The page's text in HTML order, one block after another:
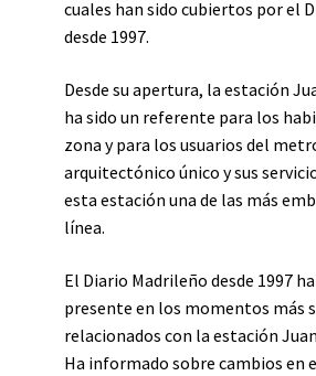
cuales han sido cubiertos por el
desde 1997.
Desde su apertura, la estación
ha sido un referente para los
zona y para los usuarios del
arquitectónico único y sus
esta estación una de las más
línea.
El Diario Madrileño desde 1997
presente en los momentos más
relacionados con la estación
Ha informado sobre cambios en